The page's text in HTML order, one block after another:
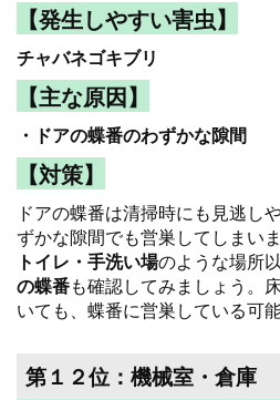
【発生しやすい害虫】
チャバネゴキブリ
【主な原因】
・ドアの蝶番のわずかな隙間
【対策】
ドアの蝶番は清掃時にも見逃し
ずかな隙間でも営巣してしまいま
トイレ・手洗い場のような場所以
の蝶番も確認してみましょう。
いても、蝶番に営巣している可
第１２位：機械室・倉庫